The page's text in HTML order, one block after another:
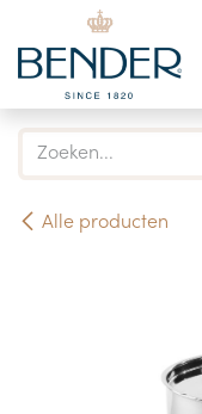
Overslaan naar
Alle producten